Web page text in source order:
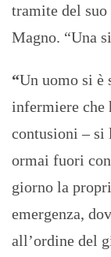
tramite del suo
Magno. “Una
“Un uomo si è
infermiere che
contusioni – si
ormai fuori
giorno la
emergenza,
all’ordine del